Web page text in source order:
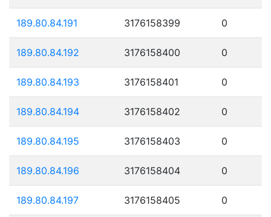
189.80.84.191 3176158399 0
189.80.84.192 3176158400 0
189.80.84.193 3176158401 0
189.80.84.194 3176158402 0
189.80.84.195 3176158403 0
189.80.84.196 3176158404 0
189.80.84.197 3176158405 0